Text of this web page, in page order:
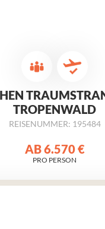
TROPENWALD
REISENUMMER: 195484
AB6.570 €
PRO PERSON